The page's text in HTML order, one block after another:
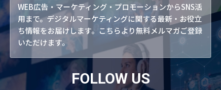
WEB広告・マーケティング・プロモーションからSNS活
用まで。デジタルマーケティングに関する最新・お役立
ち情報をお届けします。こちらより無料メルマガご登録
いただけます。
FOLLOW US